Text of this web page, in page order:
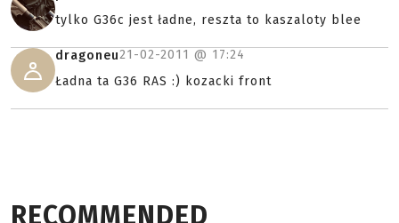
tylko G36c jest ładne, reszta to kaszaloty blee
dragoneu21-02-2011 @ 17:24
Ładna ta G36 RAS :) kozacki front
RECOMMENDED